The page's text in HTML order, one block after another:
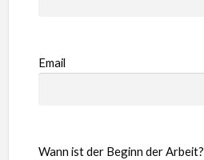
Email
Wann ist der Beginn der Arbeit?